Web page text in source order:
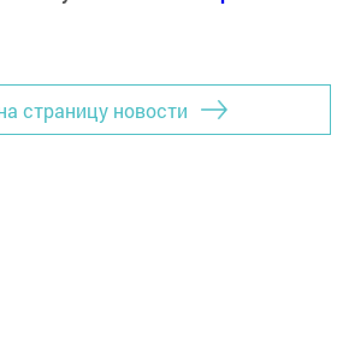
страницу новости